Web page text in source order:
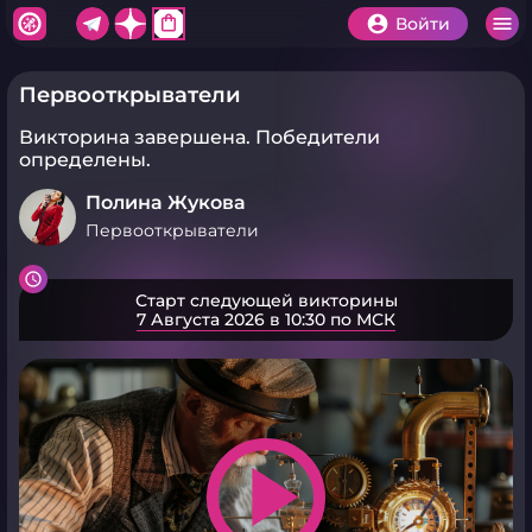
shopping_bag Войти
Первооткрыватели
Викторина завершена. Победители
определены.
Полина Жукова
Первооткрыватели
Старт следующей викторины
7 Августа 2026 в 10:30 по МСК
play_arrow